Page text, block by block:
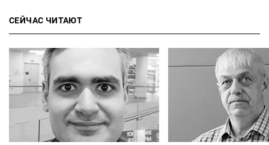
СЕЙЧАС ЧИТАЮТ